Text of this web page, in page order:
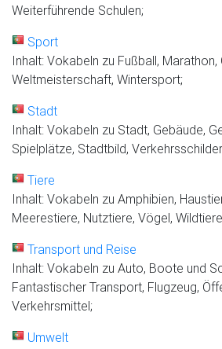
Weiterführende Schulen;
Sport
Inhalt: Vokabeln zu Fußball,
Weltmeisterschaft, Wintersport;
Stadt
Inhalt: Vokabeln zu Stadt, Gebäude,
Spielplätze, Stadtbild,
Tiere
Inhalt: Vokabeln zu Amphibien,
Meerestiere, Nutztiere, Vögel,
Transport und Reise
Inhalt: Vokabeln zu Auto, Boote und
Fantastischer Transport, Flugzeug,
Verkehrsmittel;
Umwelt